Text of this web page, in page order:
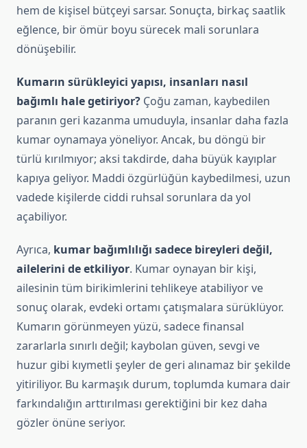
hem de kişisel bütçeyi sarsar. Sonuçta, birkaç saatlik
eğlence, bir ömür boyu sürecek mali sorunlara
dönüşebilir.
Kumarın sürükleyici yapısı, insanları nasıl
bağımlı hale getiriyor? Çoğu zaman, kaybedilen
paranın geri kazanma umuduyla, insanlar daha fazla
kumar oynamaya yöneliyor. Ancak, bu döngü bir
türlü kırılmıyor; aksi takdirde, daha büyük kayıplar
kapıya geliyor. Maddi özgürlüğün kaybedilmesi, uzun
vadede kişilerde ciddi ruhsal sorunlara da yol
açabiliyor.
Ayrıca, kumar bağımlılığı sadece bireyleri değil,
ailelerini de etkiliyor. Kumar oynayan bir kişi,
ailesinin tüm birikimlerini tehlikeye atabiliyor ve
sonuç olarak, evdeki ortamı çatışmalara sürüklüyor.
Kumarın görünmeyen yüzü, sadece finansal
zararlarla sınırlı değil; kaybolan güven, sevgi ve
huzur gibi kıymetli şeyler de geri alınamaz bir şekilde
yitiriliyor. Bu karmaşık durum, toplumda kumara dair
farkındalığın arttırılması gerektiğini bir kez daha
gözler önüne seriyor.